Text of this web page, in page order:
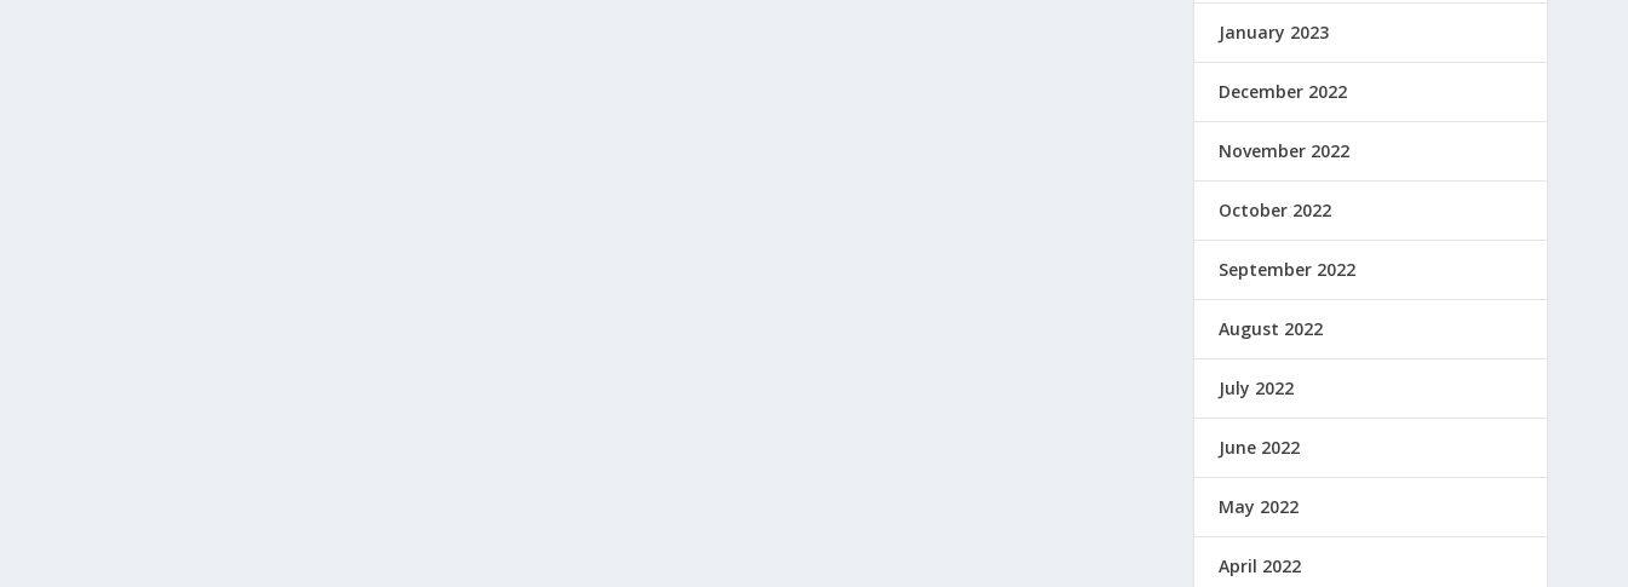
January 2023
December 2022
November 2022
October 2022
September 2022
August 2022
July 2022
June 2022
May 2022
April 2022